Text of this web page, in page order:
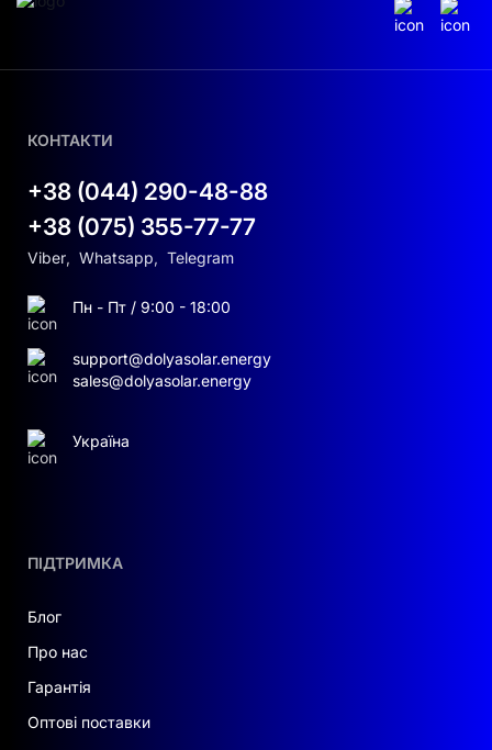
ПІДТРИМКА
Блог
Про нас
Гарантія
Оптові поставки
КОНТАКТИ
+38 (044) 290-48-88
+38 (075) 355-77-77
Viber, Whatsapp, Telegram
Пн - Пт / 9:00 - 18:00
support@dolyasolar.energy
sales@dolyasolar.energy
Україна